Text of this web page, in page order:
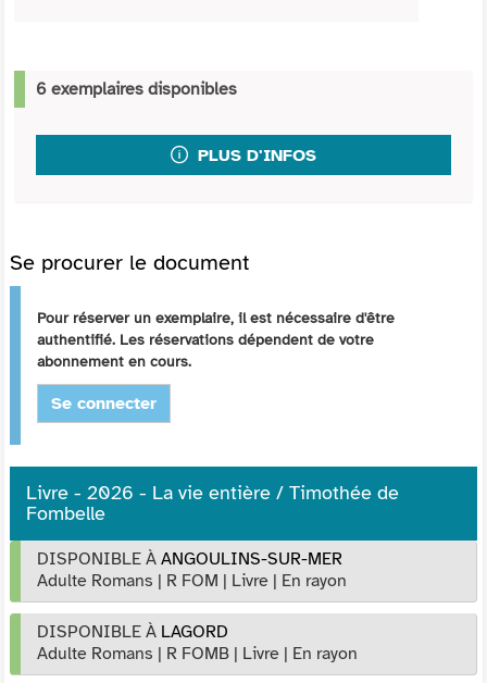
6 exemplaires disponibles
PLUS D'INFOS
Se procurer le document
Pour réserver un exemplaire, il est nécessaire d'être
authentifié. Les réservations dépendent de votre
abonnement en cours.
Se connecter
Livre - 2026 - La vie entière / Timothée de
Fombelle
DISPONIBLE À ANGOULINS-SUR-MER
Adulte Romans | R FOM | Livre | En rayon
DISPONIBLE À LAGORD
Adulte Romans | R FOMB | Livre | En rayon